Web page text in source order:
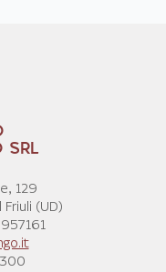
SRL
129
(UD)